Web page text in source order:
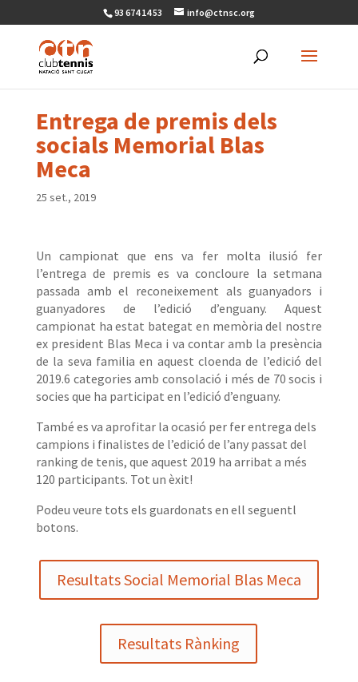
93 674 14 53 info@ctnsc.org
Entrega de premis dels
socials Memorial Blas
Meca
25 set., 2019
Un campionat que ens va fer molta ilusió fer
l’entrega de premis es va concloure la setmana
passada amb el reconeixement als guanyadors i
guanyadores de l’edició d’enguany. Aquest
campionat ha estat bategat en memòria del nostre
ex president Blas Meca i va contar amb la presència
de la seva familia en aquest cloenda de l’edició del
2019.6 categories amb consolació i més de 70 socis i
socies que ha participat en l’edició d’enguany.
També es va aprofitar la ocasió per fer entrega dels
campions i finalistes de l’edició de l’any passat del
ranking de tenis, que aquest 2019 ha arribat a més
120 participants. Tot un èxit!
Podeu veure tots els guardonats en ell seguentl
botons.
Resultats Social Memorial Blas Meca
Resultats Rànking